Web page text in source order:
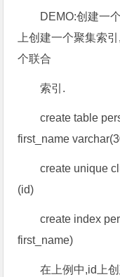
DEMO:创建一
上创建一个聚集索
个联合
索引.
create table
first_name
create unique
(id)
create index
first_name)
在上例中,id上